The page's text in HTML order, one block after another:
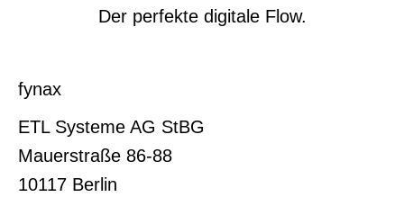
Der perfekte digitale Flow.
fynax
ETL Systeme AG StBG
Mauerstraße 86-88
10117 Berlin